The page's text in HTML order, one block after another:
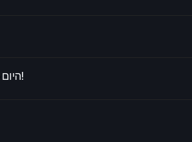
צור הודעות קול מותאמות של Nicolás Maduro היום!